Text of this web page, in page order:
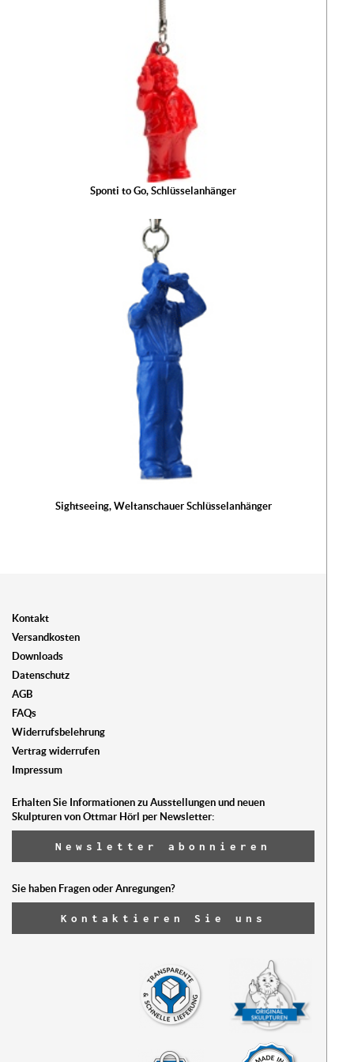
Sponti to Go, Schlüsselanhänger
Sightseeing, Weltanschauer Schlüsselanhänger
Kontakt
Versandkosten
Downloads
Datenschutz
AGB
FAQs
Widerrufsbelehrung
Vertrag widerrufen
Impressum
Erhalten Sie Informationen zu Ausstellungen und neuen
Skulpturen von Ottmar Hörl per Newsletter:
Newsletter abonnieren
Sie haben Fragen oder Anregungen?
Kontaktieren Sie uns